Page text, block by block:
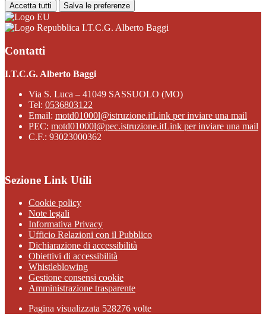
Accetta tutti Salva le preferenze
I.T.C.G. Alberto Baggi
Contatti
I.T.C.G. Alberto Baggi
Via S. Luca – 41049 SASSUOLO (MO)
Tel: 0536803122
Email: motd01000l@istruzione.itLink per inviare una mail
PEC: motd01000l@pec.istruzione.itLink per inviare una mail
C.F.: 93023000362
Sezione Link Utili
Cookie policy
Note legali
Informativa Privacy
Ufficio Relazioni con il Pubblico
Dichiarazione di accessibilità
Obiettivi di accessibilità
Whistleblowing
Gestione consensi cookie
Amministrazione trasparente
Pagina visualizzata 528276 volte